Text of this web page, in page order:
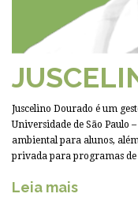
Juscelino Dourado é um
Universidade de São Paulo –
ambiental para alunos,
privada para programas
Leia mais